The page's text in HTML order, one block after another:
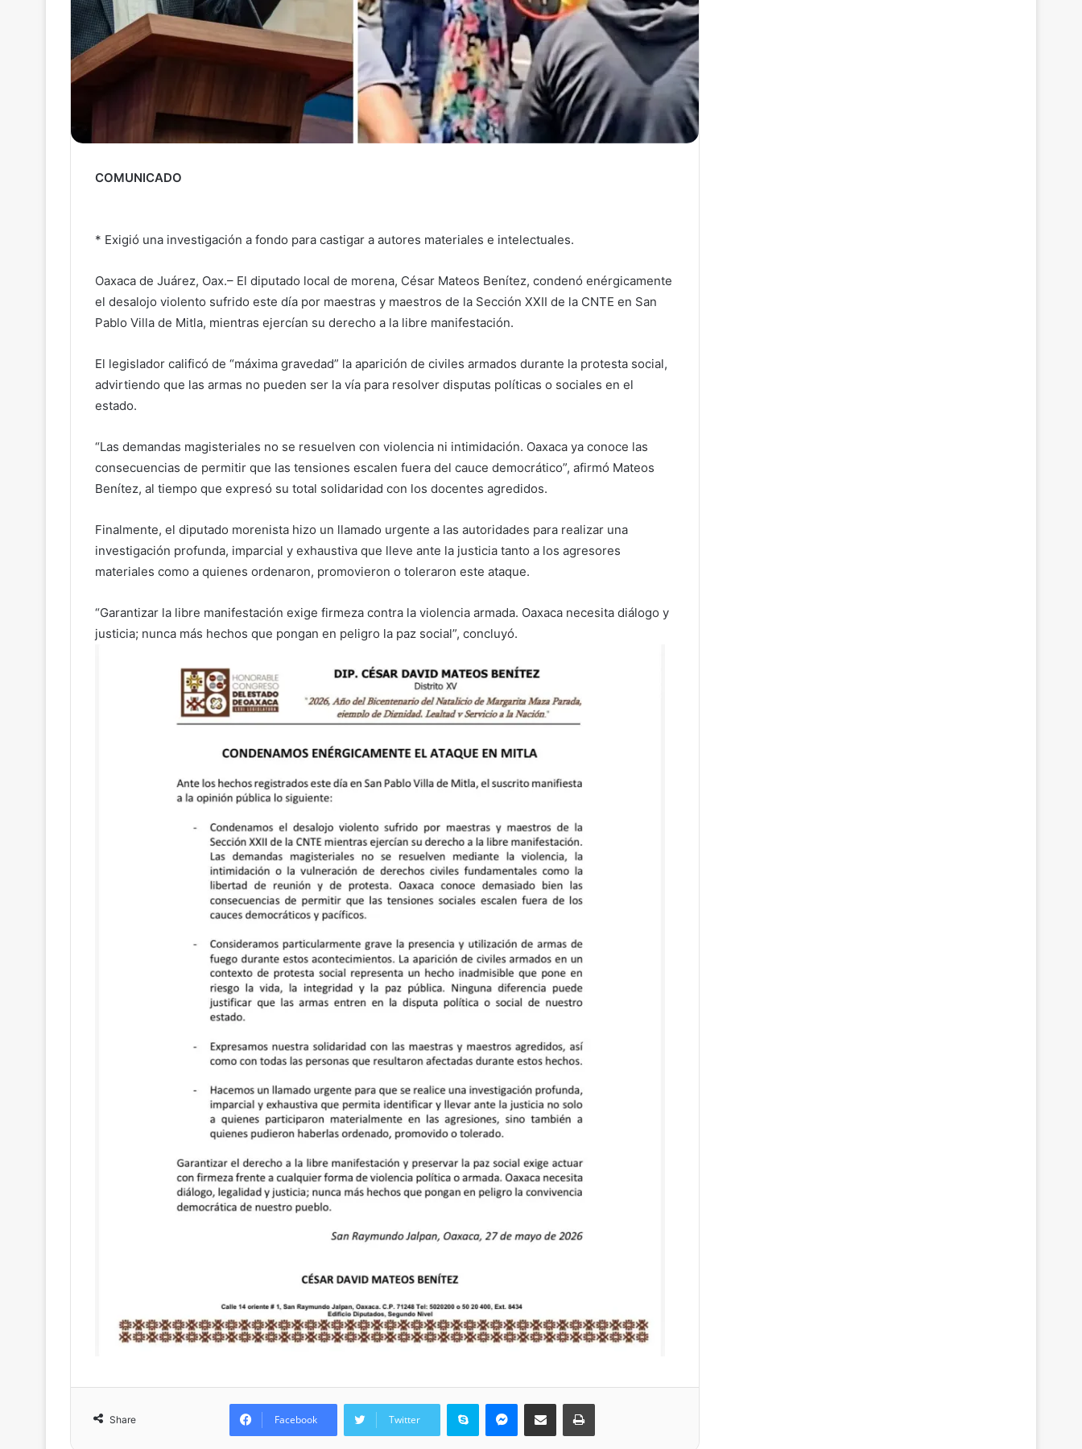
COMUNICADO
* Exigió una investigación a fondo para castigar a autores materiales e intelectuales.
Oaxaca de Juárez, Oax.– El diputado local de morena, César Mateos Benítez, condenó enérgicamente
el desalojo violento sufrido este día por maestras y maestros de la Sección XXII de la CNTE en San
Pablo Villa de Mitla, mientras ejercían su derecho a la libre manifestación.
El legislador calificó de “máxima gravedad” la aparición de civiles armados durante la protesta social,
advirtiendo que las armas no pueden ser la vía para resolver disputas políticas o sociales en el
estado.
“Las demandas magisteriales no se resuelven con violencia ni intimidación. Oaxaca ya conoce las
consecuencias de permitir que las tensiones escalen fuera del cauce democrático”, afirmó Mateos
Benítez, al tiempo que expresó su total solidaridad con los docentes agredidos.
Finalmente, el diputado morenista hizo un llamado urgente a las autoridades para realizar una
investigación profunda, imparcial y exhaustiva que lleve ante la justicia tanto a los agresores
materiales como a quienes ordenaron, promovieron o toleraron este ataque.
“Garantizar la libre manifestación exige firmeza contra la violencia armada. Oaxaca necesita diálogo y
justicia; nunca más hechos que pongan en peligro la paz social”, concluyó.
Share Facebook Twitter
Skype Messenger
Share via Email Print